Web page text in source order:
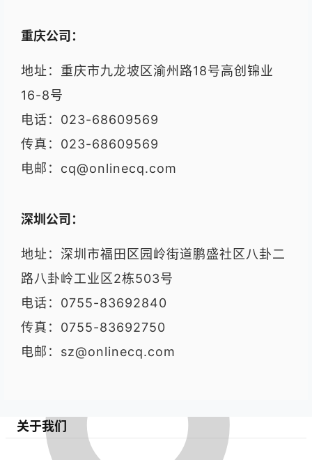
重庆公司：
地址： 重庆市九龙坡区渝州路18号高创锦业
16-8号
电话： 023-68609569
传真： 023-68609569
电邮：cq@onlinecq.com
深圳公司：
地址： 深圳市福田区园岭街道鹏盛社区八卦二
路八卦岭工业区2栋503号
电话： 0755-83692840
传真： 0755-83692750
电邮：sz@onlinecq.com
关于我们